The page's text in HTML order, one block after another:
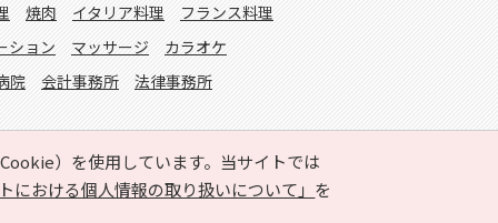
）を使用しています。当サイトでは
における個人情報の取り扱いについて」 を
焼肉 イタリア料理
フランス料理
ション マッサージ
カラオケ
院 会計事務所 法律事務所